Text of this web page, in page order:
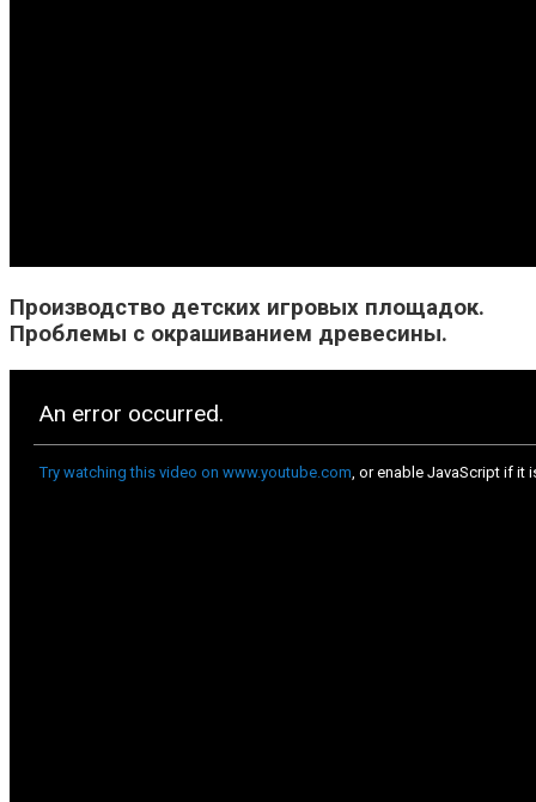
Производство детских игровых площадок.
Проблемы с окрашиванием древесины.